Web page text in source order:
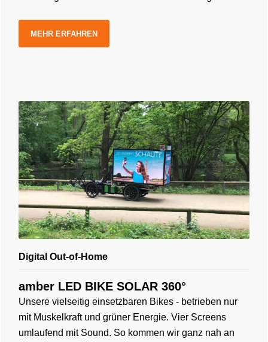
MEHR ERFAHREN
Digital Out-of-Home
amber LED BIKE SOLAR 360°
Unsere vielseitig einsetzbaren Bikes - betrieben nur
mit Muskelkraft und grüner Energie. Vier Screens
umlaufend mit Sound. So kommen wir ganz nah an